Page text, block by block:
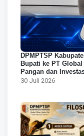
DPMPTSP
Bupati ke PT
Pangan dan
30 Juli 2026